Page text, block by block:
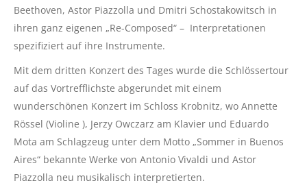
Beethoven, Astor Piazzolla und Dmitri Schostakowitsch in
ihren ganz eigenen „Re-Composed“ – Interpretationen
spezifiziert auf ihre Instrumente.
Mit dem dritten Konzert des Tages wurde die Schlössertour
auf das Vortrefflichste abgerundet mit einem
wunderschönen Konzert im Schloss Krobnitz, wo Annette
Rössel (Violine ), Jerzy Owczarz am Klavier und Eduardo
Mota am Schlagzeug unter dem Motto „Sommer in Buenos
Aires“ bekannte Werke von Antonio Vivaldi und Astor
Piazzolla neu musikalisch interpretierten.